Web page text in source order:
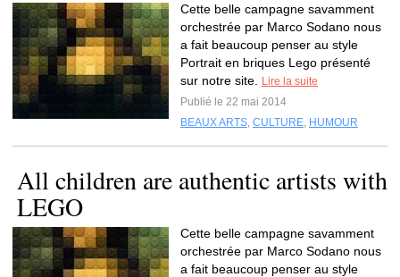
Cette belle campagne savamment
orchestrée par Marco Sodano nous
a fait beaucoup penser au style
Portrait en briques Lego présenté
sur notre site.
Lire la suite
Publié le 22 mai 2014
BEAUX ARTS, CULTURE, HUMOUR
All children are authentic artists with
LEGO
Cette belle campagne savamment
orchestrée par Marco Sodano nous
a fait beaucoup penser au style